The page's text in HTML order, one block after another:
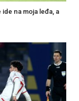
na moja leđa, a